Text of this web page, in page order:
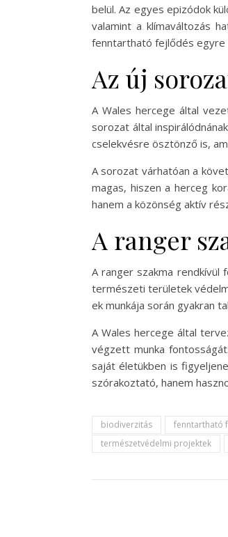
belül. Az egyes epizódok
valamint a klímaváltozás
fenntartható fejlődés egyre
Az új
A Wales hercege által
sorozat által
cselekvésre ösztönző is,
A sorozat várhatóan a
magas, hiszen a herceg
hanem a közönség aktív
A ranger
A ranger szakma
természeti területek
ek munkája során gyakran
A Wales hercege által
végzett munka
saját életükben is
szórakoztató, hanem
biodiverzitás fenntartható
természetvédelmi projektek